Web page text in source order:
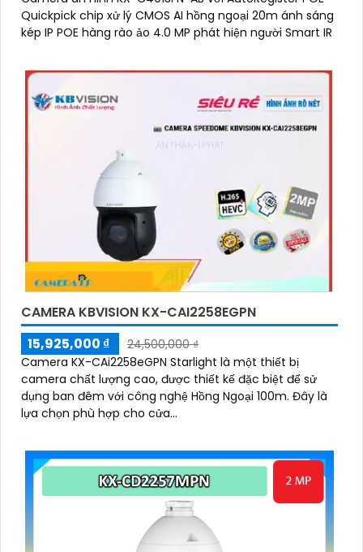
Quickpick chip xử lý CMOS AI hồng ngoại 20m ánh sáng
kép IP POE hàng rào ảo 4.0 MP phát hiện người Smart IR
CAMERA KBVISION KX-CAI2258EGPN
15,925,000 ₫
24,500,000 ₫
Camera KX-CAi2258eGPN Starlight là một thiết bị
camera chất lượng cao, được thiết kế đặc biệt để sử
dụng ban đêm với công nghệ Hồng Ngoại 100m. Đây là
lựa chọn phù hợp cho cửa...